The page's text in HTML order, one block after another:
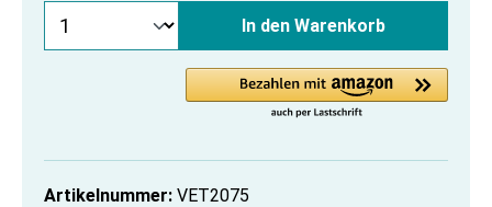
In den Warenkorb
Artikelnummer: VET2075